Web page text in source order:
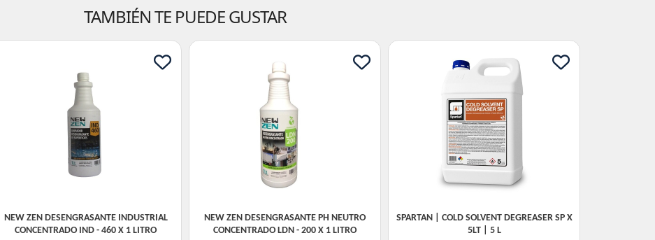
TAMBIÉN TE PUEDE GUSTAR
NEW ZEN DESENGRASANTE INDUSTRIAL
CONCENTRADO IND - 460 X 1 LITRO
NEW ZEN DESENGRASANTE PH NEUTRO
CONCENTRADO LDN - 200 X 1 LITRO
SPARTAN | COLD SOLVENT DEGREASER SP X
5LT | 5 L